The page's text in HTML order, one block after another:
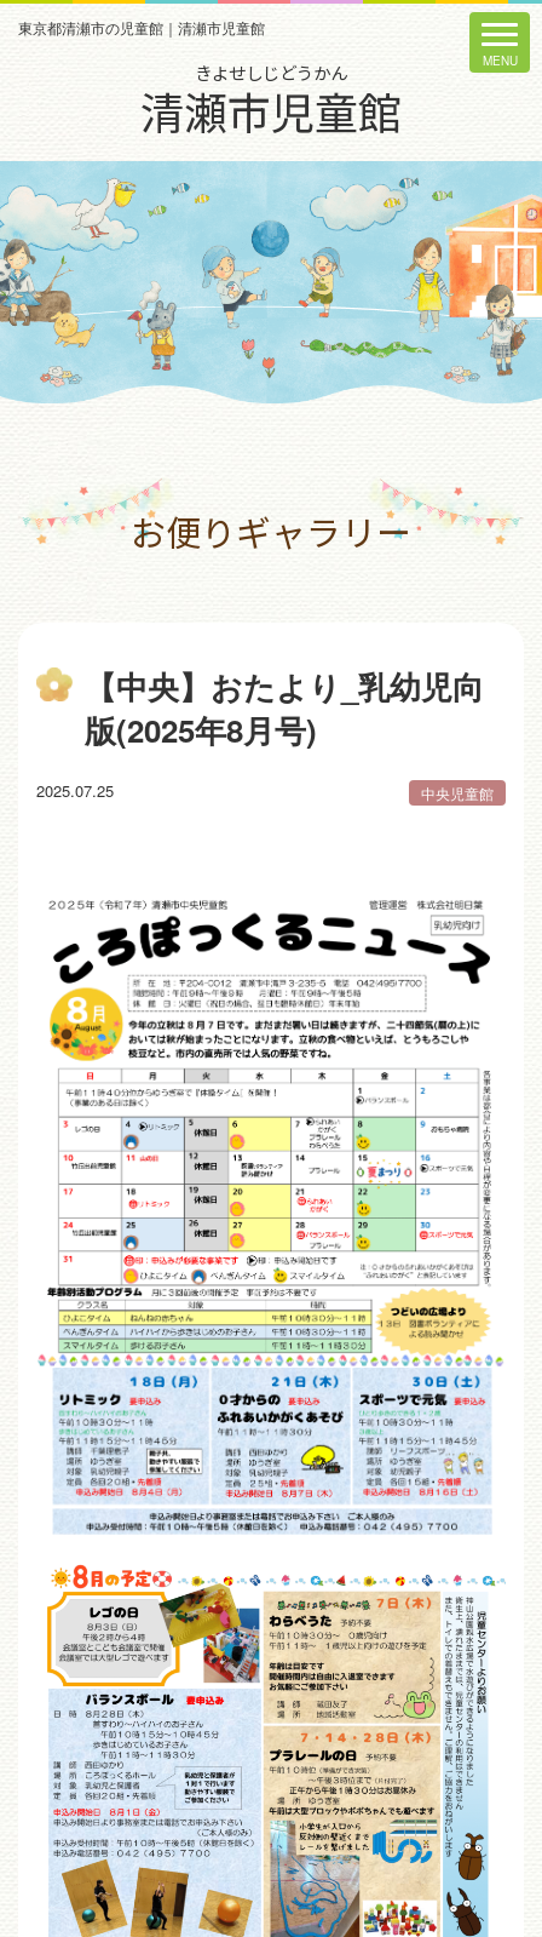
東京都清瀬市の児童館｜清瀬市児童館
きよせしじどうかん
清瀬市児童館
お便りギャラリー
【中央】おたより_乳幼児向
版(2025年8月号)
2025.07.25 中央児童館